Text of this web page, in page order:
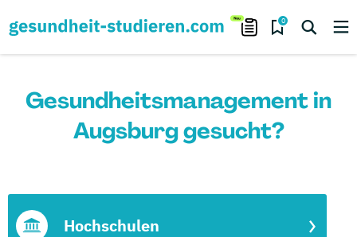
0
Gesundheitsmanagement in
Augsburg gesucht?
Hochschulen